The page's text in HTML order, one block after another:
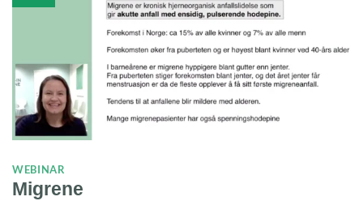
WEBINAR
Migrene